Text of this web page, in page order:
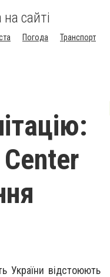
сайті
Погода
Транспорт
України відстоюють